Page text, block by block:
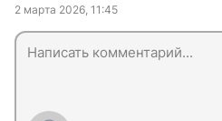
2 марта 2026, 11:45